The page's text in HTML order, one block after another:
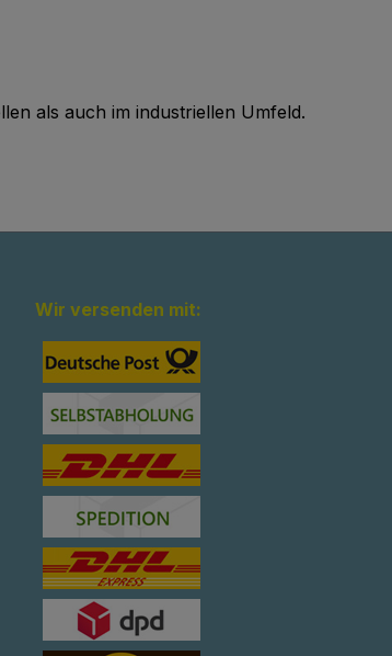
als auch im industriellen Umfeld.
Wir versenden mit: